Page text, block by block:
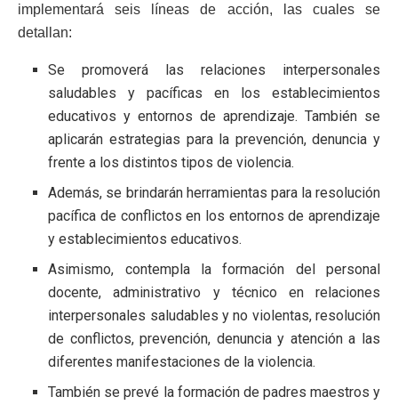
implementará seis líneas de acción, las cuales se
detallan:
Se promoverá las relaciones interpersonales
saludables y pacíficas en los establecimientos
educativos y entornos de aprendizaje. También se
aplicarán estrategias para la prevención, denuncia y
frente a los distintos tipos de violencia.
Además, se brindarán herramientas para la resolución
pacífica de conflictos en los entornos de aprendizaje
y establecimientos educativos.
Asimismo, contempla la formación del personal
docente, administrativo y técnico en relaciones
interpersonales saludables y no violentas, resolución
de conflictos, prevención, denuncia y atención a las
diferentes manifestaciones de la violencia.
También se prevé la formación de padres maestros y